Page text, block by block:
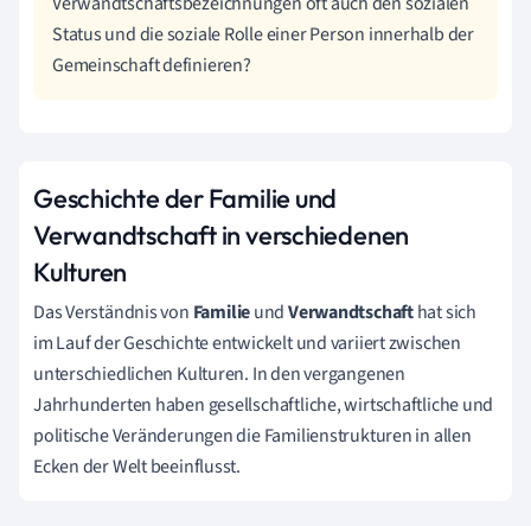
Status und die soziale Rolle einer Person innerhalb der
Gemeinschaft definieren?
Geschichte der Familie und
Verwandtschaft in verschiedenen
Kulturen
Das Verständnis von FamilieundVerwandtschafthat sich
im Lauf der Geschichte entwickelt und variiert zwischen
unterschiedlichen Kulturen. In den vergangenen
Jahrhunderten haben gesellschaftliche, wirtschaftliche und
politische Veränderungen die Familienstrukturen in allen
Ecken der Welt beeinflusst.